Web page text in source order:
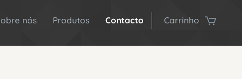
nós Produtos Contacto Carrinho